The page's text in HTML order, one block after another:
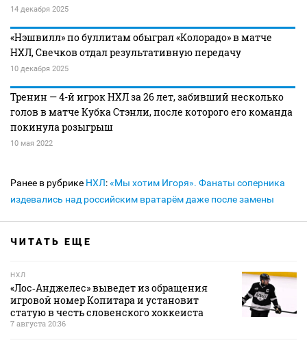
14 декабря 2025
«Нэшвилл» по буллитам обыграл «Колорадо» в матче
НХЛ, Свечков отдал результативную передачу
10 декабря 2025
Тренин — 4-й игрок НХЛ за 26 лет, забивший несколько
голов в матче Кубка Стэнли, после которого его команда
покинула розыгрыш
10 мая 2022
Ранее в рубрике НХЛ:«Мы хотим Игоря». Фанаты соперника
издевались над российским вратарём даже после замены
ЧИТАТЬ ЕЩЕ
НХЛ
«Лос‑Анджелес» выведет из обращения
игровой номер Копитара и установит
статую в честь словенского хоккеиста
7 августа 20:36